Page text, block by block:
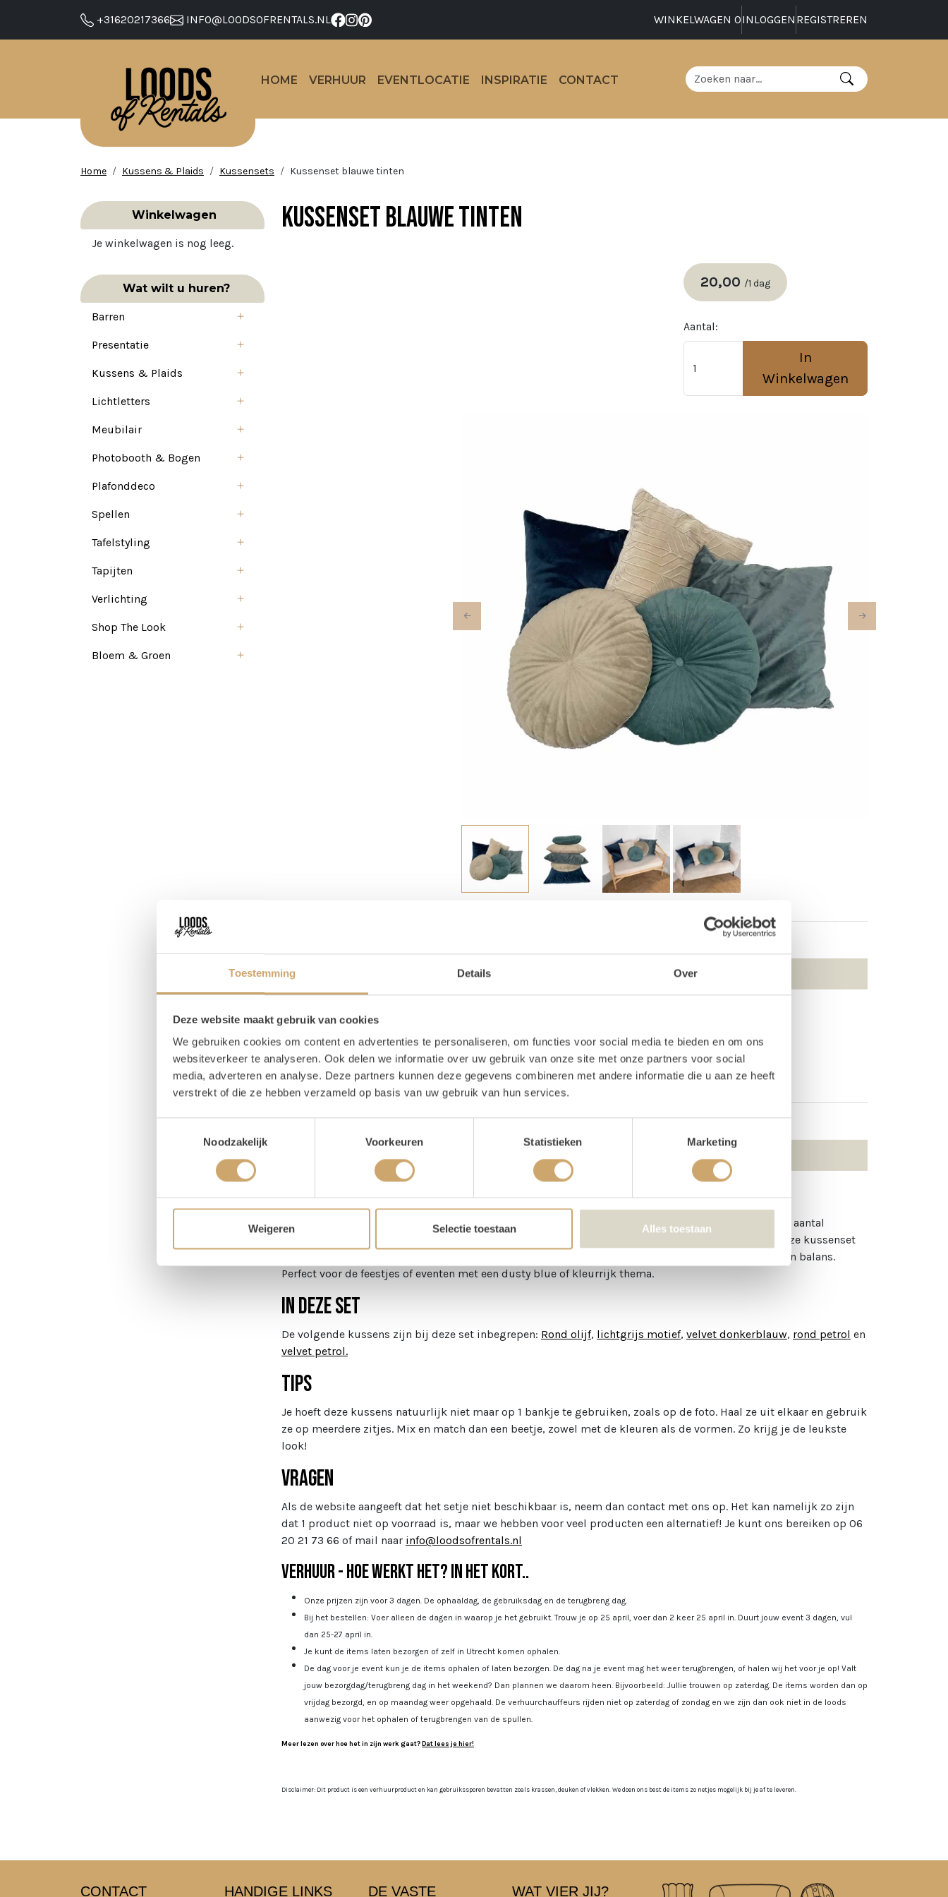
Toestemming Details Over
Deze website maakt gebruik van cookies
We gebruiken cookies om content en advertenties te personaliseren, om functies voor social media te bieden en om ons
websiteverkeer te analyseren. Ook delen we informatie over uw gebruik van onze site met onze partners voor social
media, adverteren en analyse. Deze partners kunnen deze gegevens combineren met andere informatie die u aan ze heeft
verstrekt of die ze hebben verzameld op basis van uw gebruik van hun services.
Noodzakelijk
Voorkeuren Statistieken Marketing
Weigeren Selectie toestaan Alles toestaan
+31620217366 INFO@LOODSOFRENTALS.NL WINKELWAGEN 0INLOGGEN REGISTREREN
HOME VERHUUR EVENTLOCATIE INSPIRATIE CONTACT
Home Kussens & Plaids Kussensets Kussenset blauwe tinten
Winkelwagen
Je winkelwagen is nog leeg.
Wat wilt u huren?
Barren
Presentatie
Kussens & Plaids
Lichtletters
Meubilair
Photobooth & Bogen
Plafonddeco
Spellen
Tafelstyling
Tapijten
Verlichting
Shop The Look
Bloem & Groen
Kussenset blauwe tinten
20,00 /1 dag
Aantal:
In
Winkelwagen
Previous Next
1x Kussen rond olijf
1x Kussen velvet donkerblauw 1x Kussen rond petrol
1x Kussen velvet petrol
Kussenset Blauwe Tinten
Vind je het lastig om kussentjes bij elkaar te zoeken? No worries, we got your back! Wij hebben een aantal
kussenset gemaakt in de meest populaire tinten, welke jij gelijk in je winkelmandje kan gooien. Deze kussenset
bestaat uit een aantal kussen met blauwe tinten, gemixt met wat neutralere kleuren voor wat rust en balans.
Perfect voor de feestjes of eventen met een dusty blue of kleurrijk thema.
In deze set
De volgende kussens zijn bij deze set inbegrepen: Rond olijf, lichtgrijs motief, velvet donkerblauw, rond petrol en
velvet petrol.
Tips
Je hoeft deze kussens natuurlijk niet maar op 1 bankje te gebruiken, zoals op de foto. Haal ze uit elkaar en gebruik
ze op meerdere zitjes. Mix en match dan een beetje, zowel met de kleuren als de vormen. Zo krijg je de leukste
look!
Vragen
Als de website aangeeft dat het setje niet beschikbaar is, neem dan contact met ons op. Het kan namelijk zo zijn
dat 1 product niet op voorraad is, maar we hebben voor veel producten een alternatief! Je kunt ons bereiken op 06
20 21 73 66 of mail naar info@loodsofrentals.nl
Verhuur - Hoe werkt het? In het kort..
Onze prijzen zijn voor 3 dagen. De ophaaldag, de gebruiksdag en de terugbreng dag.
Bij het bestellen: Voer alleen de dagen in waarop je het gebruikt. Trouw je op 25 april, voer dan 2 keer 25 april in. Duurt jouw event 3 dagen, vul
dan 25-27 april in.
Je kunt de items laten bezorgen of zelf in Utrecht komen ophalen.
De dag voor je event kun je de items ophalen of laten bezorgen. De dag na je event mag het weer terugbrengen, of halen wij het voor je op! Valt
jouw bezorgdag/terugbreng dag in het weekend? Dan plannen we daarom heen. Bijvoorbeeld: Jullie trouwen op zaterdag. De items worden dan op
vrijdag bezorgd, en op maandag weer opgehaald. De verhuurchauffeurs rijden niet op zaterdag of zondag en we zijn dan ook niet in de loods
aanwezig voor het ophalen of terugbrengen van de spullen.
Meer lezen over hoe het in zijn werk gaat?Dat lees je hier!
Disclaimer: Dit product is een verhuurproduct en kan gebruikssporen bevatten zoals krassen, deuken of vlekken. We doen ons best de items zo netjes mogelijk bij je af te leveren.
CONTACT HANDIGE LINKS DE VASTE WAT VIER JIJ?